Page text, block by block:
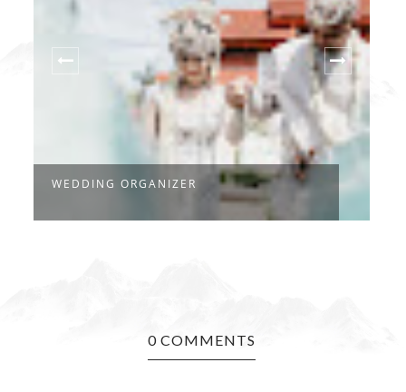
WEDDING ORGANIZER
0 COMMENTS